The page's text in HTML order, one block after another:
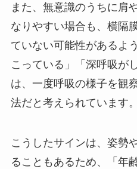
また、無意識のうちに肩
なりやすい場合も、横隔
ていない可能性があるよ
こっている」「深呼吸が
は、一度呼吸の様子を観
法だと考えられています。
こうしたサインは、姿勢
ることもあるため、「年